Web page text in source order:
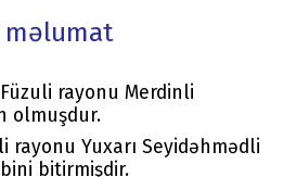
məlumat
Füzuli rayonu Merdinli
olmuşdur.
rayonu Yuxarı Seyidəhmədli
bitirmişdir.